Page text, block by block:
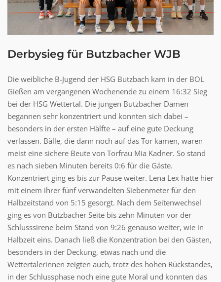
Derbysieg für Butzbacher WJB
Die weibliche B-Jugend der HSG Butzbach kam in der BOL
Gießen am vergangenen Wochenende zu einem 16:32 Sieg
bei der HSG Wettertal. Die jungen Butzbacher Damen
begannen sehr konzentriert und konnten sich dabei –
besonders in der ersten Hälfte – auf eine gute Deckung
verlassen. Bälle, die dann noch auf das Tor kamen, waren
meist eine sichere Beute von Torfrau Mia Kadner. So stand
es nach sieben Minuten bereits 0:6 für die Gäste.
Konzentriert ging es bis zur Pause weiter. Lena Lex hatte hier
mit einem ihrer fünf verwandelten Siebenmeter für den
Halbzeitstand von 5:15 gesorgt. Nach dem Seitenwechsel
ging es von Butzbacher Seite bis zehn Minuten vor der
Schlusssirene beim Stand von 9:26 genauso weiter, wie in
Halbzeit eins. Danach ließ die Konzentration bei den Gästen,
besonders in der Deckung, etwas nach und die
Wettertalerinnen zeigten auch, trotz des hohen Rückstandes,
in der Schlussphase noch eine gute Moral und konnten das